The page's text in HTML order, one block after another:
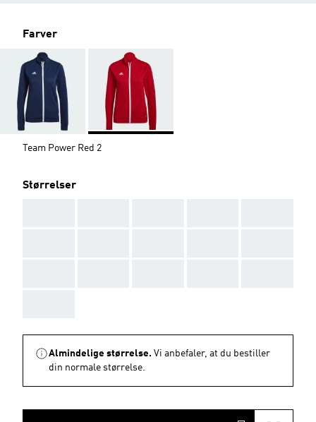
Farver
Team Power Red 2
Størrelser
Almindelige størrelse. Vi anbefaler, at du bestiller
din normale størrelse.